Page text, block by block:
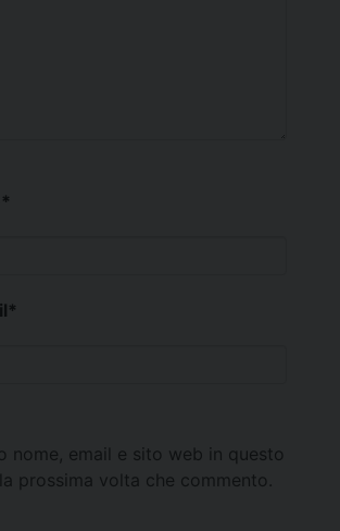
*
*
nome, email e sito web in questo
prossima volta che commento.